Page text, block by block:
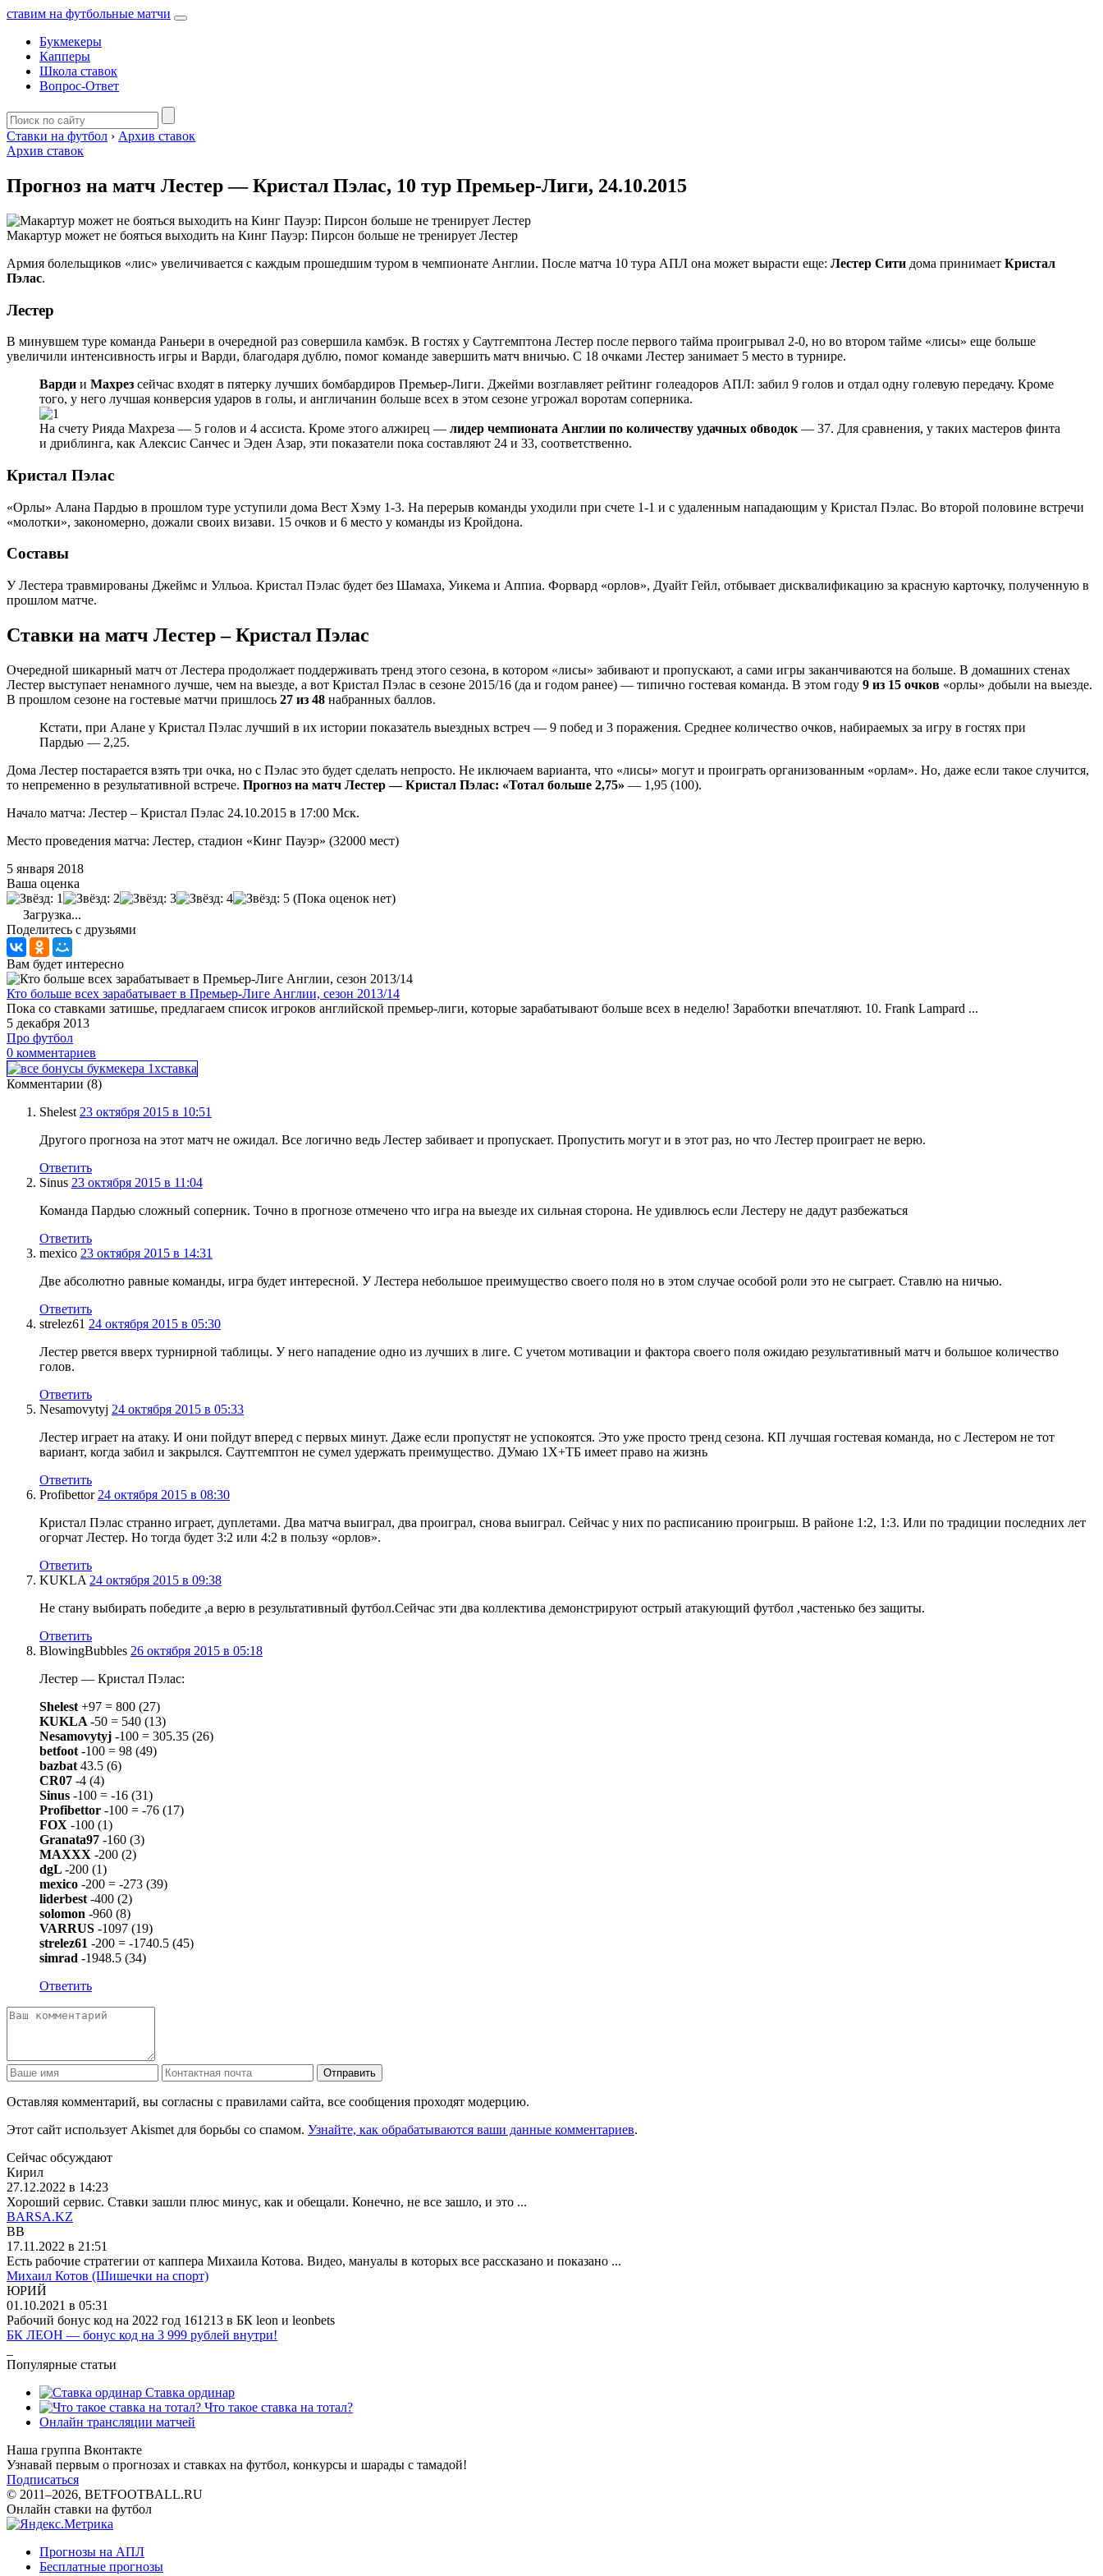
ставим на футбольные матчи
Букмекеры
Капперы
Школа ставок
Вопрос-Ответ
Ставки на футбол › Архив ставок
Архив ставок
Прогноз на матч Лестер — Кристал Пэлас, 10 тур Премьер-Лиги, 24.10.2015
Макартур может не бояться выходить на Кинг Пауэр: Пирсон больше не тренирует Лестер
Армия болельщиков «лис» увеличивается с каждым прошедшим туром в чемпионате Англии. После матча 10 тура АПЛ она может вырасти еще: Лестер Сити дома принимает Кристал
Пэлас.
Лестер
В минувшем туре команда Раньери в очередной раз совершила камбэк. В гостях у Саутгемптона Лестер после первого тайма проигрывал 2-0, но во втором тайме «лисы» еще больше
увеличили интенсивность игры и Варди, благодаря дублю, помог команде завершить матч вничью. С 18 очками Лестер занимает 5 место в турнире.
Варди и Махрез сейчас входят в пятерку лучших бомбардиров Премьер-Лиги. Джейми возглавляет рейтинг голеадоров АПЛ: забил 9 голов и отдал одну голевую передачу. Кроме
того, у него лучшая конверсия ударов в голы, и англичанин больше всех в этом сезоне угрожал воротам соперника.
На счету Рияда Махреза — 5 голов и 4 ассиста. Кроме этого алжирец — лидер чемпионата Англии по количеству удачных обводок — 37. Для сравнения, у таких мастеров финта
и дриблинга, как Алексис Санчес и Эден Азар, эти показатели пока составляют 24 и 33, соответственно.
Кристал Пэлас
«Орлы» Алана Пардью в прошлом туре уступили дома Вест Хэму 1-3. На перерыв команды уходили при счете 1-1 и с удаленным нападающим у Кристал Пэлас. Во второй половине встречи
«молотки», закономерно, дожали своих визави. 15 очков и 6 место у команды из Кройдона.
Составы
У Лестера травмированы Джеймс и Улльоа. Кристал Пэлас будет без Шамаха, Уикема и Аппиа. Форвард «орлов», Дуайт Гейл, отбывает дисквалификацию за красную карточку, полученную в
прошлом матче.
Ставки на матч Лестер – Кристал Пэлас
Очередной шикарный матч от Лестера продолжает поддерживать тренд этого сезона, в котором «лисы» забивают и пропускают, а сами игры заканчиваются на больше. В домашних стенах
Лестер выступает ненамного лучше, чем на выезде, а вот Кристал Пэлас в сезоне 2015/16 (да и годом ранее) — типично гостевая команда. В этом году 9 из 15 очков «орлы» добыли на выезде.
В прошлом сезоне на гостевые матчи пришлось 27 из 48 набранных баллов.
Кстати, при Алане у Кристал Пэлас лучший в их истории показатель выездных встреч — 9 побед и 3 поражения. Среднее количество очков, набираемых за игру в гостях при
Пардью — 2,25.
Дома Лестер постарается взять три очка, но с Пэлас это будет сделать непросто. Не иключаем варианта, что «лисы» могут и проиграть организованным «орлам». Но, даже если такое случится,
то непременно в результативной встрече. Прогноз на матч Лестер — Кристал Пэлас: «Тотал больше 2,75» — 1,95 (100).
Начало матча: Лестер – Кристал Пэлас 24.10.2015 в 17:00 Мск.
Место проведения матча: Лестер, стадион «Кинг Пауэр» (32000 мест)
5 января 2018
Ваша оценка
(Пока оценок нет)
Загрузка...
Поделитесь с друзьями
Вам будет интересно
Кто больше всех зарабатывает в Премьер-Лиге Англии, сезон 2013/14
Пока со ставками затишье, предлагаем список игроков английской премьер-лиги, которые зарабатывают больше всех в неделю! Заработки впечатляют. 10. Frank Lampard ...
5 декабря 2013
Про футбол
0 комментариев
Комментарии (8)
Shelest 23 октября 2015 в 10:51
Другого прогноза на этот матч не ожидал. Все логично ведь Лестер забивает и пропускает. Пропустить могут и в этот раз, но что Лестер проиграет не верю.
Ответить
Sinus 23 октября 2015 в 11:04
Команда Пардью сложный соперник. Точно в прогнозе отмечено что игра на выезде их сильная сторона. Не удивлюсь если Лестеру не дадут разбежаться
Ответить
mexico 23 октября 2015 в 14:31
Две абсолютно равные команды, игра будет интересной. У Лестера небольшое преимущество своего поля но в этом случае особой роли это не сыграет. Ставлю на ничью.
Ответить
strelez61 24 октября 2015 в 05:30
Лестер рвется вверх турнирной таблицы. У него нападение одно из лучших в лиге. С учетом мотивации и фактора своего поля ожидаю результативный матч и большое количество
голов.
Ответить
Nesamovytyj 24 октября 2015 в 05:33
Лестер играет на атаку. И они пойдут вперед с первых минут. Даже если пропустят не успокоятся. Это уже просто тренд сезона. КП лучшая гостевая команда, но с Лестером не тот
вариант, когда забил и закрылся. Саутгемптон не сумел удержать преимущество. ДУмаю 1Х+ТБ имеет право на жизнь
Ответить
Profibettor 24 октября 2015 в 08:30
Кристал Пэлас странно играет, дуплетами. Два матча выиграл, два проиграл, снова выиграл. Сейчас у них по расписанию проигрыш. В районе 1:2, 1:3. Или по традиции последних лет
огорчат Лестер. Но тогда будет 3:2 или 4:2 в пользу «орлов».
Ответить
KUKLA 24 октября 2015 в 09:38
Не стану выбирать победите ,а верю в результативный футбол.Сейчас эти два коллектива демонстрируют острый атакующий футбол ,частенько без защиты.
Ответить
BlowingBubbles 26 октября 2015 в 05:18
Лестер — Кристал Пэлас:
Shelest +97 = 800 (27)
KUKLA -50 = 540 (13)
Nesamovytyj -100 = 305.35 (26)
betfoot -100 = 98 (49)
bazbat 43.5 (6)
CR07 -4 (4)
Sinus -100 = -16 (31)
Profibettor -100 = -76 (17)
FOX -100 (1)
Granata97 -160 (3)
MAXXX -200 (2)
dgL -200 (1)
mexico -200 = -273 (39)
liderbest -400 (2)
solomon -960 (8)
VARRUS -1097 (19)
strelez61 -200 = -1740.5 (45)
simrad -1948.5 (34)
Ответить
Отправить
Оставляя комментарий, вы согласны с правилами сайта, все сообщения проходят модерцию.
Этот сайт использует Akismet для борьбы со спамом. Узнайте, как обрабатываются ваши данные комментариев.
Сейчас обсуждают
Кирил
27.12.2022 в 14:23
Хороший сервис. Ставки зашли плюс минус, как и обещали. Конечно, не все зашло, и это ...
BARSA.KZ
BB
17.11.2022 в 21:51
Есть рабочие стратегии от каппера Михаила Котова. Видео, мануалы в которых все рассказано и показано ...
Михаил Котов (Шишечки на спорт)
ЮРИЙ
01.10.2021 в 05:31
Рабочий бонус код на 2022 год 161213 в БК leon и leonbets
БК ЛЕОН — бонус код на 3 999 рублей внутри!
Популярные статьи
Ставка ординар
Что такое ставка на тотал?
Онлайн трансляции матчей
Наша группа Вконтакте
Узнавай первым о прогнозах и ставках на футбол, конкурсы и шарады с тамадой!
Подписаться
© 2011–2026, BETFOOTBALL.RU
Онлайн ставки на футбол
Прогнозы на АПЛ
Бесплатные прогнозы